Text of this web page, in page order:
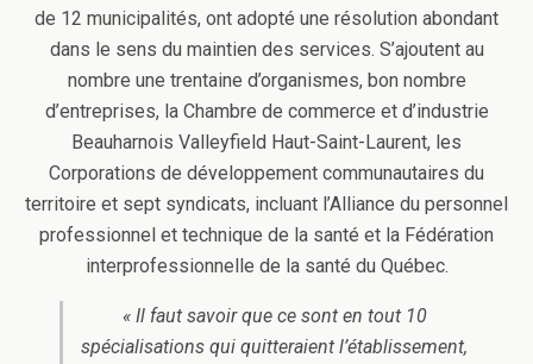
de 12 municipalités, ont adopté une résolution abondant
dans le sens du maintien des services. S’ajoutent au
nombre une trentaine d’organismes, bon nombre
d’entreprises, la Chambre de commerce et d’industrie
Beauharnois Valleyfield Haut-Saint-Laurent, les
Corporations de développement communautaires du
territoire et sept syndicats, incluant l’Alliance du personnel
professionnel et technique de la santé et la Fédération
interprofessionnelle de la santé du Québec.
« Il faut savoir que ce sont en tout 10
spécialisations qui quitteraient l’établissement,